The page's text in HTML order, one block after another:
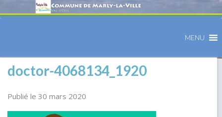
MENU
doctor-4068134_1920
Publié le 30 mars 2020